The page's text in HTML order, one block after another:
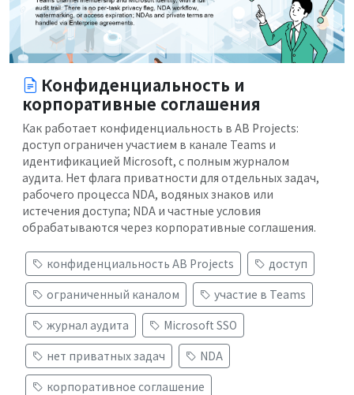
Конфиденциальность и
корпоративные соглашения
Как работает конфиденциальность в AB Projects:
доступ ограничен участием в канале Teams и
идентификацией Microsoft, с полным журналом
аудита. Нет флага приватности для отдельных задач,
рабочего процесса NDA, водяных знаков или
истечения доступа; NDA и частные условия
обрабатываются через корпоративные соглашения.
конфиденциальность AB Projects
доступ
ограниченный каналом
участие в Teams
журнал аудита
Microsoft SSO
нет приватных задач
NDA
корпоративное соглашение